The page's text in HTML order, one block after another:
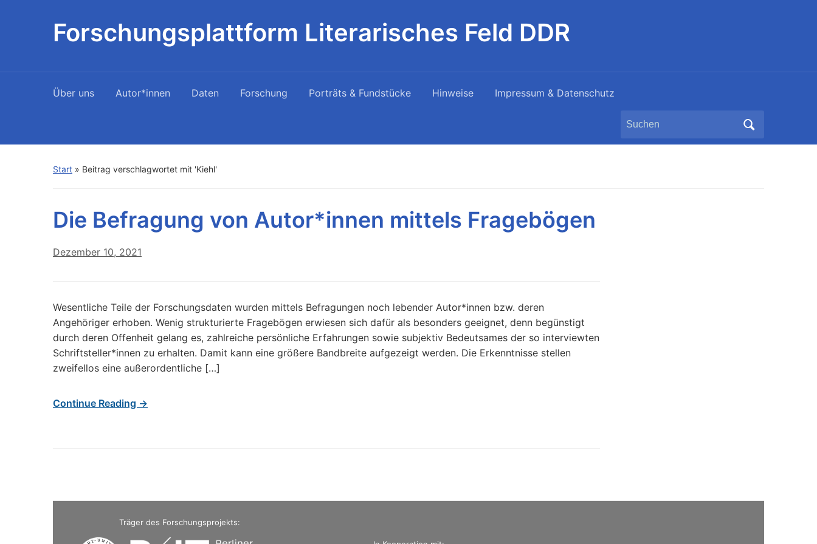
Forschungsplattform Literarisches Feld DDR
Über uns Autor*innen Daten Forschung Porträts & Fundstücke Hinweise Impressum & Datenschutz
Search
Start » Beitrag verschlagwortet mit 'Kiehl'
Die Befragung von Autor*innen mittels Fragebögen
Dezember 10, 2021
Wesentliche Teile der Forschungsdaten wurden mittels Befragungen noch lebender Autor*innen bzw. deren
Angehöriger erhoben. Wenig strukturierte Fragebögen erwiesen sich dafür als besonders geeignet, denn begünstigt
durch deren Offenheit gelang es, zahlreiche persönliche Erfahrungen sowie subjektiv Bedeutsames der so interviewten
Schriftsteller*innen zu erhalten. Damit kann eine größere Bandbreite aufgezeigt werden. Die Erkenntnisse stellen
zweifellos eine außerordentliche […]
Continue Reading →
Träger des Forschungsprojekts: